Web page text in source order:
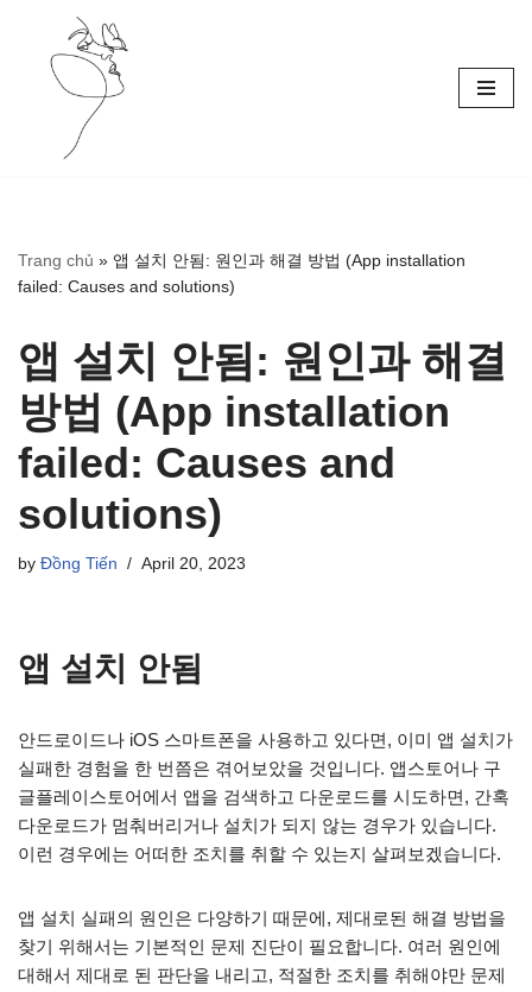
Skip
Trang chủ » 앱 설치 안됨: 원인과 해결 방법 (App installation
failed: Causes and solutions)
앱 설치 안됨: 원인과 해결
방법 (App installation
failed: Causes and
solutions)
by Đồng Tiến April 20, 2023
앱 설치 안됨
안드로이드나 iOS 스마트폰을 사용하고 있다면, 이미 앱 설치가
실패한 경험을 한 번쯤은 겪어보았을 것입니다. 앱스토어나 구
글플레이스토어에서 앱을 검색하고 다운로드를 시도하면, 간혹
다운로드가 멈춰버리거나 설치가 되지 않는 경우가 있습니다.
이런 경우에는 어떠한 조치를 취할 수 있는지 살펴보겠습니다.
앱 설치 실패의 원인은 다양하기 때문에, 제대로된 해결 방법을
찾기 위해서는 기본적인 문제 진단이 필요합니다. 여러 원인에
대해서 제대로 된 판단을 내리고, 적절한 조치를 취해야만 문제